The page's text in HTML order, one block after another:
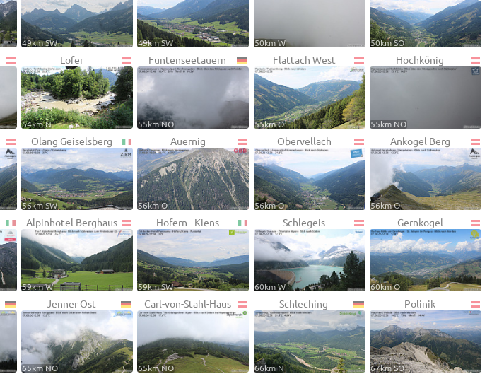
49km SW 49km SW 50km W 50km SO
Lofer
54km N
Funtenseetauern
55km NO
Flattach West
55km O
Hochkönig
55km NO
Olang Geiselsberg
56km SW
Auernig
56km O
Obervellach
56km O
Ankogel Berg
56km O
Alpinhotel Berghaus
59km W
Hofern - Kiens
59km SW
Schlegeis
60km W
Gernkogel
60km O
Jenner Ost
65km NO
Carl-von-Stahl-Haus
65km NO
Schleching
66km N
Polinik
67km SO